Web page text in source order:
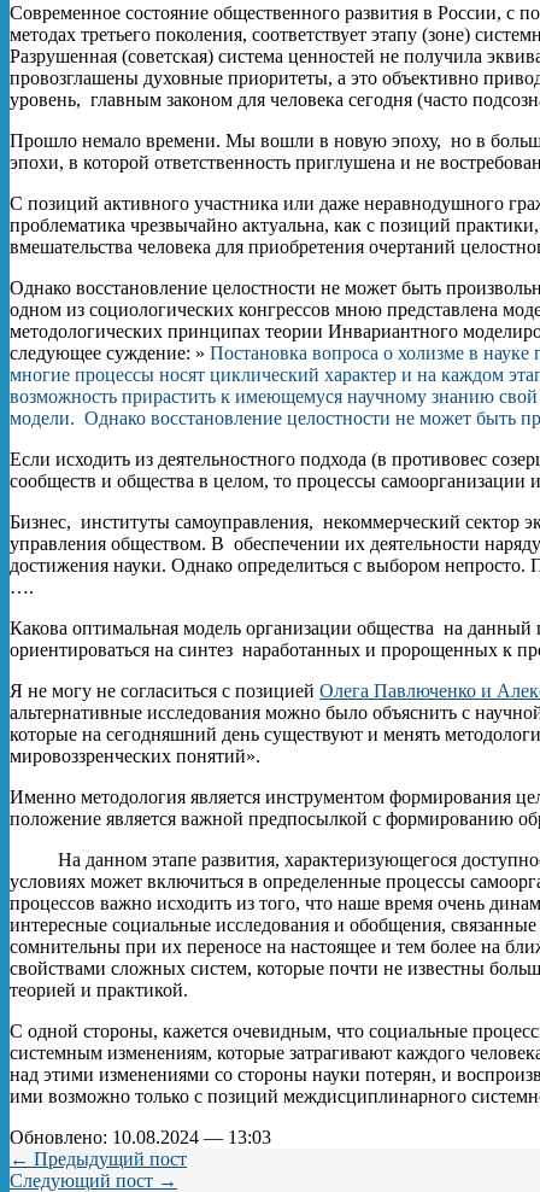
­­­­­­­­­­­­­­­Современное состояние общественного развития в России, с
методах третьего поколения, соответствует этапу (зоне)
Разрушенная (советская) система ценностей не получила
провозглашены духовные приоритеты, а это объективно
уровень, главным законом для человека сегодня (часто
Прошло немало времени. Мы вошли в новую эпоху, но в
эпохи, в которой ответственность приглушена и не
С позиций активного участника или даже неравнодушного
проблематика чрезвычайно актуальна, как с позиций
вмешательства человека для приобретения очертаний
Однако восстановление целостности не может быть
одном из социологических конгрессов мною представлена
методологических принципах теории Инвариантного
следующее суждение: » Постановка вопроса о холизме в
многие процессы носят циклический характер и на каждом
возможность прирастить к имеющемуся научному знанию
модели. Однако восстановление целостности не может быть
Если исходить из деятельностного подхода (в противовес
сообществ и общества в целом, то процессы
Бизнес, институты самоуправления, некоммерческий сектор
управления обществом. В обеспечении их деятельности
достижения науки. Однако определиться с выбором
….
Какова оптимальная модель организации общества на
ориентироваться на синтез наработанных и пророщенных к
Я не могу не согласиться с позицией Олега Павлюченко и
альтернативные исследования можно было объяснить с
которые на сегодняшний день существуют и менять
мировоззренческих понятий».
Именно методология является инструментом формирования
положение является важной предпосылкой с формированию
На данном этапе развития, характеризующегося
условиях может включиться в определенные процессы
процессов важно исходить из того, что наше время очень
интересные социальные исследования и обобщения,
сомнительны при их переносе на настоящее и тем более на
свойствами сложных систем, которые почти не известны
теорией и практикой.
С одной стороны, кажется очевидным, что социальные
системным изменениям, которые затрагивают каждого
над этими изменениями со стороны науки потерян, и
ими возможно только с позиций междисциплинарного
Обновлено: 10.08.2024 — 13:03
← Предыдущий пост
Следующий пост →